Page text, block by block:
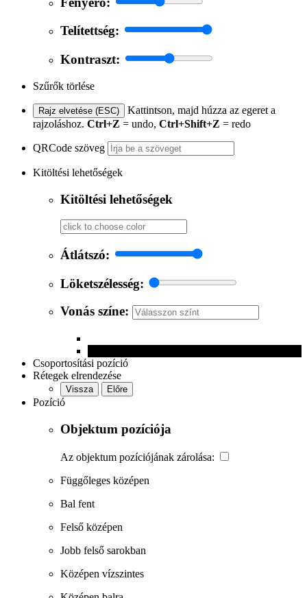
Telítettség:
Kontraszt:
Szűrők törlése
Rajz elvetése (ESC)
Kattintson, majd húzza az egeret a
rajzoláshoz. Ctrl+Z = undo, Ctrl+Shift+Z = redo
QRCode szöveg
Kitöltési lehetőségek
Kitöltési lehetőségek
Átlátszó:
Löketszélesség:
Vonás színe:
Csoportosítási pozíció
Rétegek elrendezése
Vissza Előre
Pozíció
Objektum pozíciója
Az objektum pozíciójának zárolása:
Függőleges középen
Bal fent
Felső középen
Jobb felső sarokban
Középen vízszintes